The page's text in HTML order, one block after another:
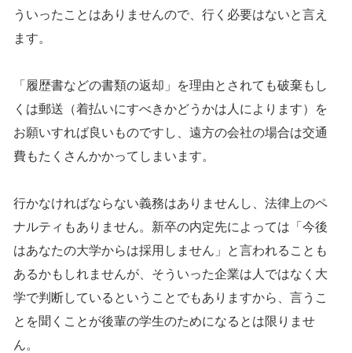
ういったことはありませんので、行く必要はないと言え
ます。
「履歴書などの書類の返却」を理由とされても破棄もし
くは郵送（着払いにすべきかどうかは人によります）を
お願いすれば良いものですし、遠方の会社の場合は交通
費もたくさんかかってしまいます。
行かなければならない義務はありませんし、法律上のペ
ナルティもありません。新卒の内定先によっては「今後
はあなたの大学からは採用しません」と言われることも
あるかもしれませんが、そういった企業は人ではなく大
学で判断しているということでもありますから、言うこ
とを聞くことが後輩の学生のためになるとは限りませ
ん。